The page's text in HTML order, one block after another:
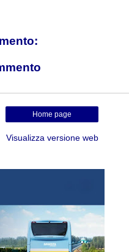
Home page
Visualizza versione web